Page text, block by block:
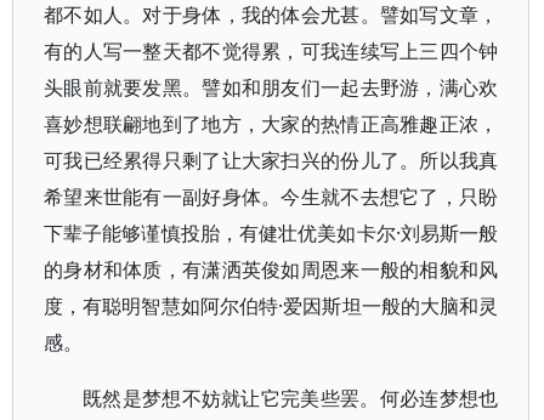
都不如人。对于身体，我的体会尤甚。譬如写文章，
有的人写一整天都不觉得累，可我连续写上三四个钟
头眼前就要发黑。譬如和朋友们一起去野游，满心欢
喜妙想联翩地到了地方，大家的热情正高雅趣正浓，
可我已经累得只剩了让大家扫兴的份儿了。所以我真
希望来世能有一副好身体。今生就不去想它了，只盼
下辈子能够谨慎投胎，有健壮优美如卡尔·刘易斯一般
的身材和体质，有潇洒英俊如周恩来一般的相貌和风
度，有聪明智慧如阿尔伯特·爱因斯坦一般的大脑和灵
感。
既然是梦想不妨就让它完美些罢。何必连梦想也